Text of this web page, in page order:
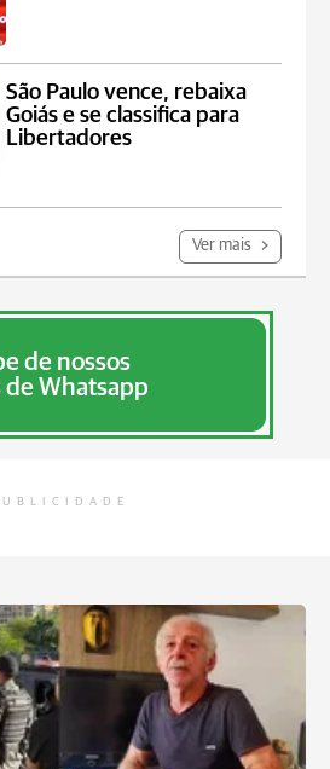
São Paulo vence, rebaixa
Goiás e se classifica para
Libertadores
Ver mais
de nossos
de Whatsapp